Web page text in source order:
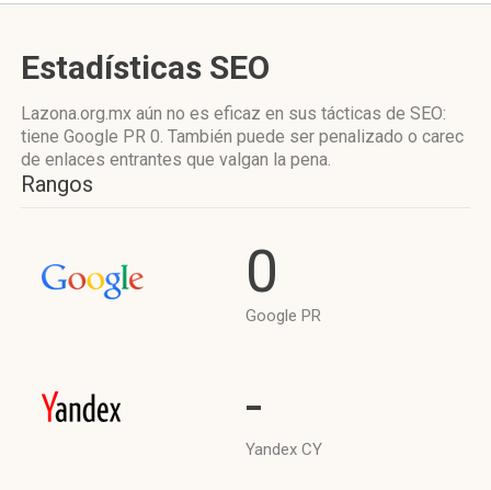
Estadísticas SEO
Lazona.org.mx aún no es eficaz en sus tácticas de SEO:
tiene Google PR 0. También puede ser penalizado o carec
de enlaces entrantes que valgan la pena.
Rangos
0
Google PR
-
Yandex CY